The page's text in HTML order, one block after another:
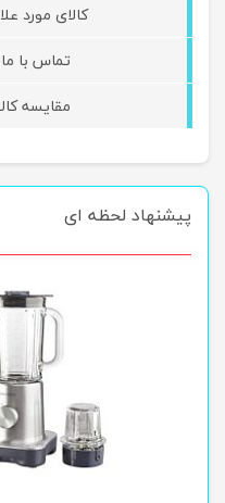
کالای مورد
تماس با ما
مقایسه
پیشنهاد لحظه ای